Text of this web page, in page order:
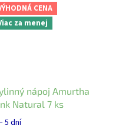
CENA
za menej
nápoj Amurtha
Natural 7 ks
5 dní